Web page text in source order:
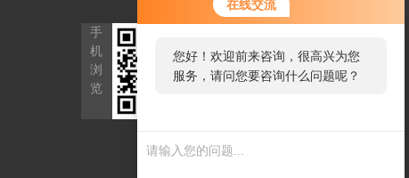
在线交流
您好！欢迎前来咨询，很高兴为您
服务，请问您要咨询什么问题呢？
手
机
浏
览
信
二